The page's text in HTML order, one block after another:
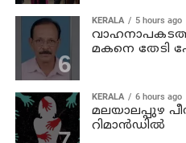
KERALA 5 hours ago
മകനെ തേടി
KERALA 6 hours ago
മലയാലപ്പുഴ
റിമാന്‍ഡില്‍